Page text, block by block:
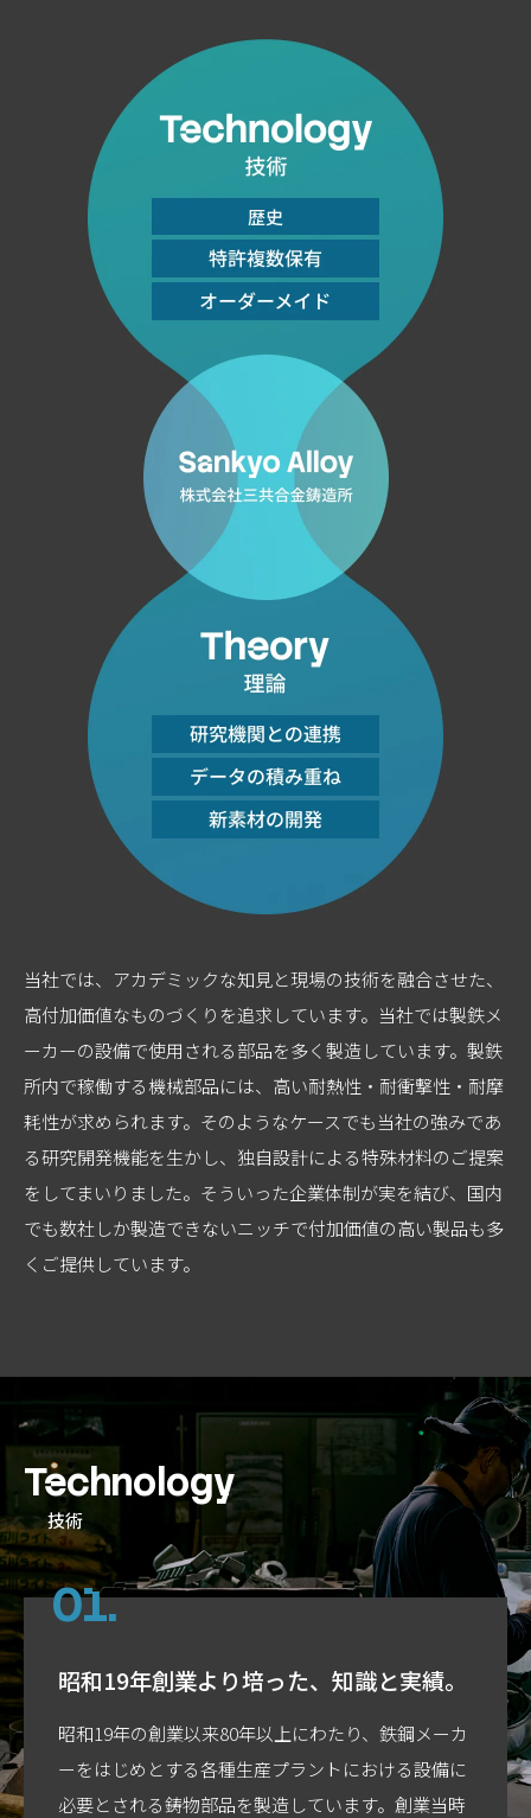
当社では、アカデミックな知見と現場の技術を融合させた、
高付加価値なものづくりを追求しています。当社では製鉄メ
ーカーの設備で使用される部品を多く製造しています。製鉄
所内で稼働する機械部品には、高い耐熱性・耐衝撃性・耐摩
耗性が求められます。そのようなケースでも当社の強みであ
る研究開発機能を生かし、独自設計による特殊材料のご提案
をしてまいりました。そういった企業体制が実を結び、国内
でも数社しか製造できないニッチで付加価値の高い製品も多
くご提供しています。
Technology
技術
昭和19年創業より培った、知識と実績。
昭和19年の創業以来80年以上にわたり、鉄鋼メーカ
ーをはじめとする各種生産プラントにおける設備に
必要とされる鋳物部品を製造しています。創業当時